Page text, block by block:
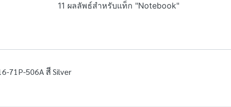
11 ผลลัพธ์สำหรับแท็ก "Notebook"
71P-506A สี Silver